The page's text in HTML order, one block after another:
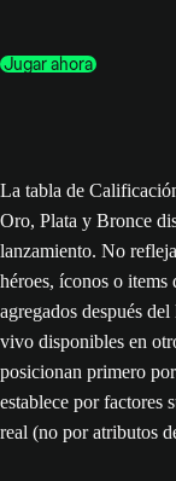
Jugar ahora
La tabla de
Oro, Plata y Bronce
lanzamiento. No
héroes, íconos o
agregados después
vivo disponibles en
posicionan primero
establece por factores
real (no por atributos